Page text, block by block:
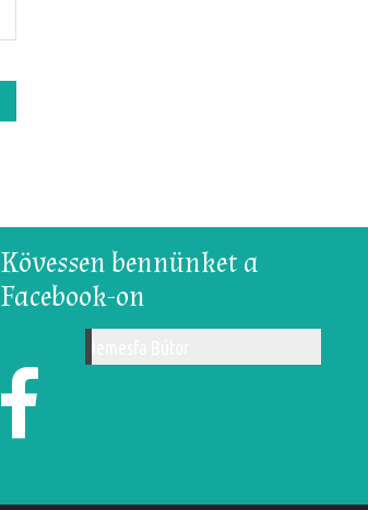
Kövessen bennünket a
Facebook-on